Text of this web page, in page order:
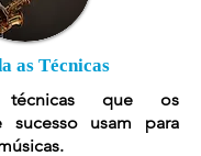
as Técnicas
que os
sucesso usam para